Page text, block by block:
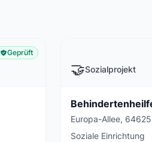
Geprüft
🤝Sozialprojekt
Europa-Allee,
Soziale Einrichtung